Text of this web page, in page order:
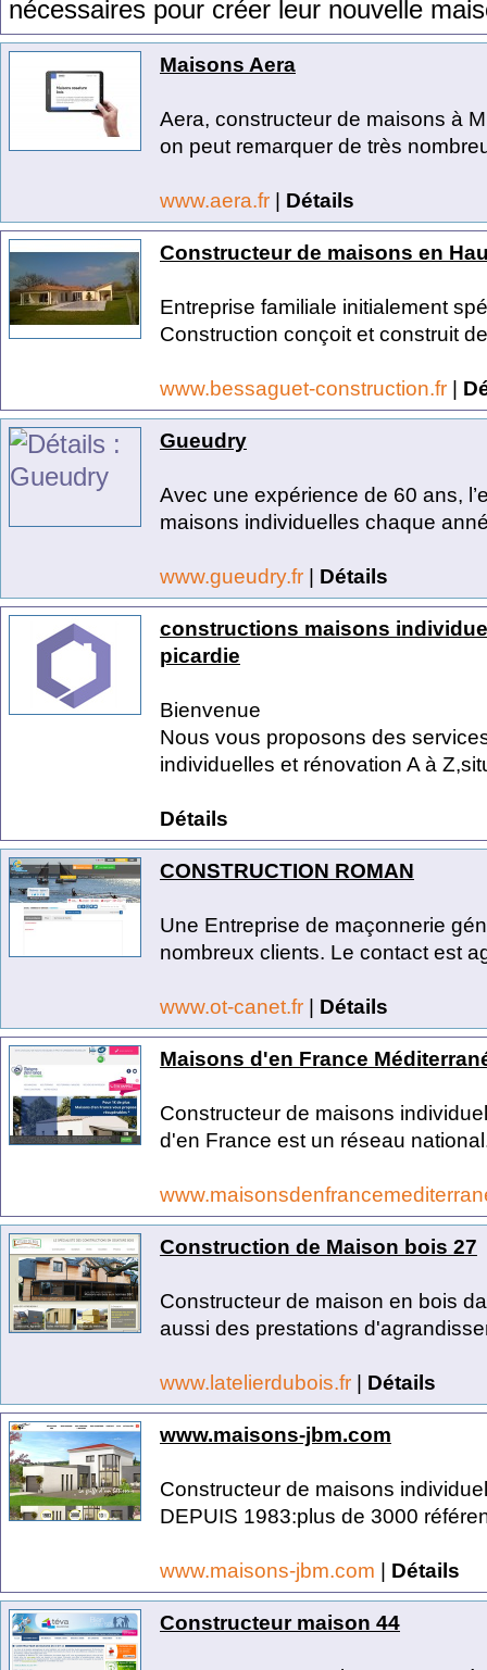
nécessaires pour créer leur nouvelle ma
Maisons Aera
Aera, constructeur de maisons à
on peut remarquer de très
www.aera.fr | Détails
Constructeur de maisons en
Entreprise familiale initialement
Construction conçoit et construit
www.bessaguet-construction.fr |
Gueudry
Avec une expérience de 60 ans,
maisons individuelles chaque
www.gueudry.fr | Détails
constructions maisons
picardie
Bienvenue
Nous vous proposons des
individuelles et rénovation A à
Détails
CONSTRUCTION ROMAN
Une Entreprise de maçonnerie
nombreux clients. Le contact est
www.ot-canet.fr | Détails
Maisons d'en France
Constructeur de maisons
d'en France est un réseau
Construction de Maison bois 27
Constructeur de maison en bois
aussi des prestations
www.latelierdubois.fr | Détails
www.maisons-jbm.com
Constructeur de maisons
DEPUIS 1983:plus de 3000
www.maisons-jbm.com | Détails
Constructeur maison 44